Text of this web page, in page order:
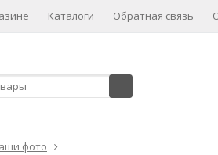
Каталоги Обратная связь
фото